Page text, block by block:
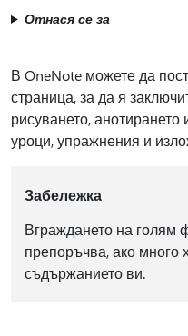
Отнася се за
В OneNote можете да
страница, за да я
рисуването,
уроци, упражнения и
Забележка
Вграждането на голям
препоръчва, ако много
съдържанието ви.